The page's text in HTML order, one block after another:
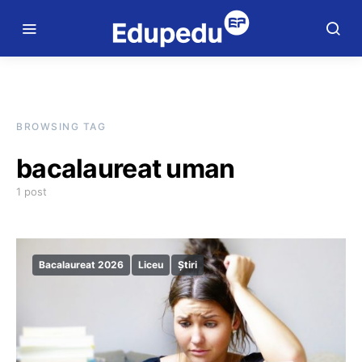
BROWSING TAG
bacalaureat uman
1 post
Bacalaureat 2026 Liceu Știri